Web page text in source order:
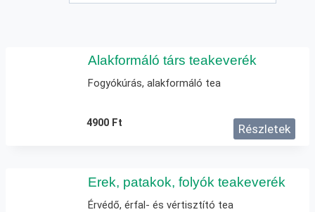
Alakformáló társ teakeverék
Fogyókúrás, alakformáló tea
4900 Ft Részletek
Erek, patakok, folyók teakeverék
Érvédő, érfal- és vértisztító tea